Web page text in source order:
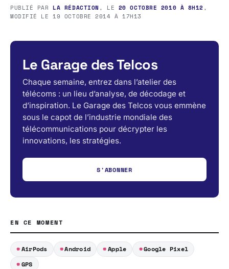
PUBLIÉ PAR LA RÉDACTION , LE 20 OCTOBRE 2010 À 8H12,
MODIFIÉ LE19 OCTOBRE 2014 À 17H13
Le Garage des Telcos
Chaque semaine, entrez dans l’atelier des
télécoms : un lieu d’analyse, de décodage et
d’inspiration. Le Garage des Telcos vous emmène
sous le capot de l’industrie mondiale des
télécommunications pour décrypter les
innovations, les stratégies.
S'ABONNER
EN CE MOMENT
AirPods Android Apple
Google Pixel
GPS